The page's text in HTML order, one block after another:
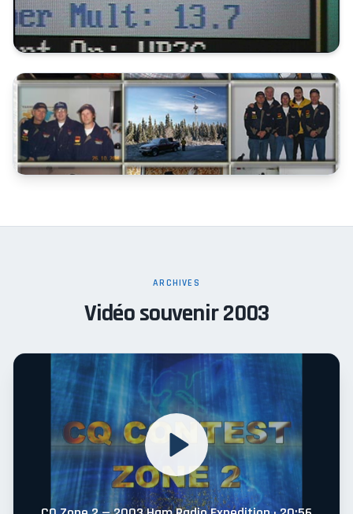
ARCHIVES
Vidéo souvenir 2003